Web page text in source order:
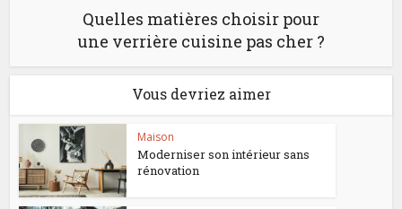
Quelles matières choisir pour
une verrière cuisine pas cher ?
Vous devriez aimer
Maison
Moderniser son intérieur sans
rénovation